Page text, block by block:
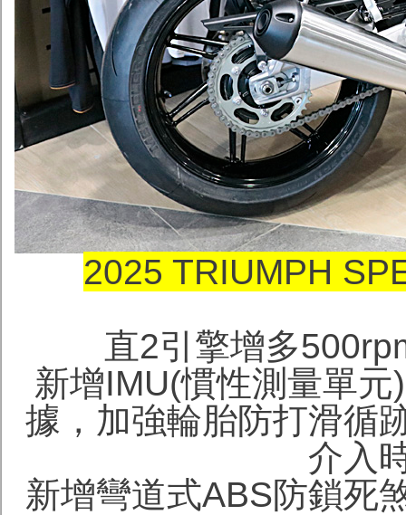
2025 TRIUMPH
直2引擎增多
新增IMU(慣性測量單
據，加強輪胎防打滑循
介入
新增彎道式ABS防鎖死